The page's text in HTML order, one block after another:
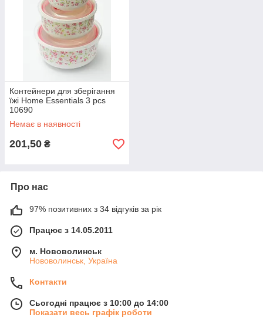
Контейнери для зберігання
їжі Home Essentials 3 pcs
10690
Немає в наявності
201,50 ₴
Про нас
97% позитивних з 34 відгуків за рік
Працює з 14.05.2011
м. Нововолинськ
Нововолинськ, Україна
Контакти
Сьогодні працює з 10:00 до 14:00
Показати весь графік роботи